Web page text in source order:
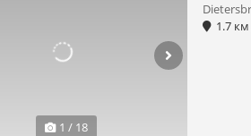
1 / 18
1.7 км